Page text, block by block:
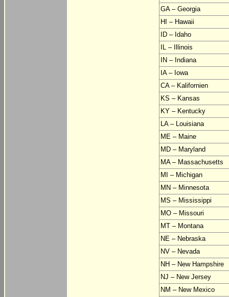
GA – Georgia
HI – Hawaii
ID – Idaho
IL – Illinois
IN – Indiana
IA – Iowa
CA – Kalifornien
KS – Kansas
KY – Kentucky
LA – Louisiana
ME – Maine
MD – Maryland
MA – Massachusetts
MI – Michigan
MN – Minnesota
MS – Mississippi
MO – Missouri
MT – Montana
NE – Nebraska
NV – Nevada
NH – New Hampshire
NJ – New Jersey
NM – New Mexico